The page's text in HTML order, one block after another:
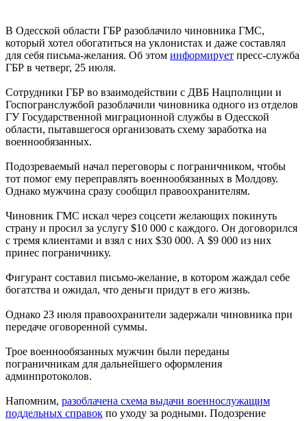
В Одесской области ГБР разоблачило чиновника ГМС,
который хотел обогатиться на уклонистах и ​​даже составлял
для себя письма-желания. Об этом информирует пресс-служба
ГБР в четверг, 25 июля.
Сотрудники ГБР во взаимодействии с ДВБ Нацполиции и
Госпогранслужбой разоблачили чиновника одного из отделов
ГУ Государственной миграционной службы в Одесской
области, пытавшегося организовать схему заработка на
военнообязанных.
Подозреваемый начал переговоры с пограничником, чтобы
тот помог ему переправлять военнообязанных в Молдову.
Однако мужчина сразу сообщил правоохранителям.
Чиновник ГМС искал через соцсети желающих покинуть
страну и просил за услугу $10 000 с каждого. Он договорился
с тремя клиентами и взял с них $30 000. А $9 000 из них
принес пограничнику.
Фигурант составил письмо-желание, в котором жаждал себе
богатства и ожидал, что деньги придут в его жизнь.
Однако 23 июля правоохранители задержали чиновника при
передаче оговоренной суммы.
Трое военнообязанных мужчин были переданы
пограничникам для дальнейшего оформления
админпротоколов.
Напомним, разоблачена схема выдачи военнослужащим
поддельных справок по уходу за родными. Подозрение